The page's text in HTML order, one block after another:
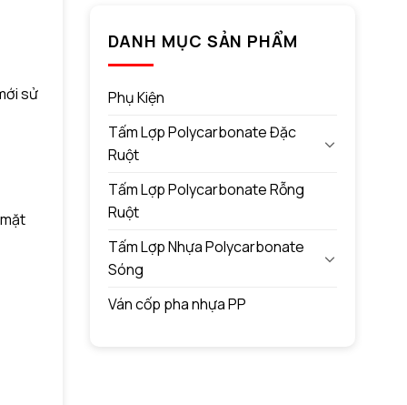
sử
DANH MỤC SẢN PHẨM
Phụ Kiện
Tấm Lợp Polycarbonate Đặc
Ruột
Tấm Lợp Polycarbonate Rỗng
Ruột
Tấm Lợp Nhựa Polycarbonate
Sóng
Ván cốp pha nhựa PP